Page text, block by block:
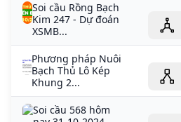
Soi cầu Rồng Bạch
Kim 247 - Dự đoán
XSMB...
Phương pháp Nuôi
Bạch Thủ Lô Kép
Khung 2...
Soi cầu 568 hôm